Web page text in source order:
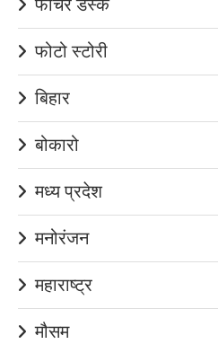
फोटो स्टोरी
बिहार
बोकारो
मध्य प्रदेश
मनोरंजन
महाराष्ट्र
मौसम